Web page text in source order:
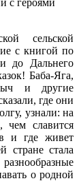
с героями
сельской
с книгой по
до Дальнего
Баба-Яга,
и другие
где они
узнали: на
чем славится
и где живет
стране стала
о родной